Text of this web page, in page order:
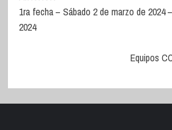
de
entradas
1ra fecha – Sábado 2 de marzo de 2024
2024
Equipos